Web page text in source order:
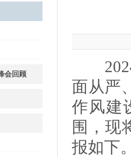
会回顾
2024
面从严
作风建
围，现
报如下